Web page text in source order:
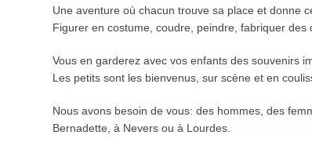
Une aventure où chacun trouve sa place et donne
Figurer en costume, coudre, peindre, fabriquer
Vous en garderez avec vos enfants des souvenirs
Les petits sont les bienvenus, sur scène et en
Nous avons besoin de vous: des hommes, des
Bernadette, à Nevers ou à Lourdes.